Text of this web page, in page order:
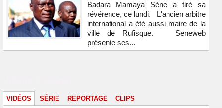
Badara Mamaya Sène a tiré sa
révérence, ce lundi. L'ancien arbitre
international a été aussi maire de la
ville de Rufisque. Seneweb
présente ses...
VIDÉOS SÉRIE REPORTAGE CLIPS